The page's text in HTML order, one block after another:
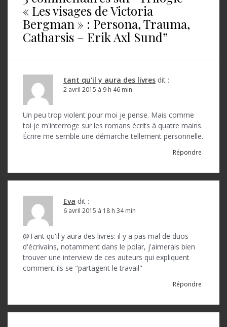
r
« Les visages de Victoria
Bergman » : Persona, Trauma,
Catharsis – Erik Axl Sund”
tant qu'il y aura des livres dit :
2 avril 2015 à 9 h 46 min
Un peu trop violent pour moi je pense. Mais comme
toi je m'interroge sur les romans écrits à quatre mains.
Écrire me semble une démarche tellement personnelle.
Répondre
Eva dit :
6 avril 2015 à 18 h 34 min
@Tant qu'il y aura des livres: il y a pas mal de duos
d'écrivains, notamment dans le polar, j'aimerais bien
trouver une interview de ces auteurs qui expliquent
comment ils se "partagent le travail"
Répondre